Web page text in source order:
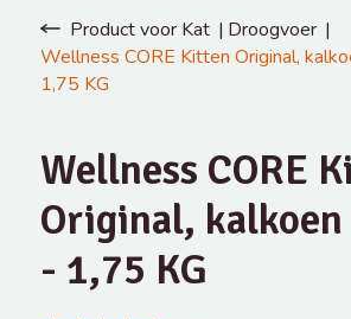
Product voor Kat
Droogvoer
Wellness CORE Kitten Original,
1,75 KG
Wellness CORE
Original,
- 1,75 KG